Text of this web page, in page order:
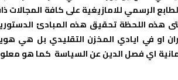
الرسمي للامازيغية على كافة المجالات
هذه اللحظة تحقيق هذه المبادئ
او في ايادي المخزن التقليدي بل هي
اي فصل الدين عن السياسة كما هو